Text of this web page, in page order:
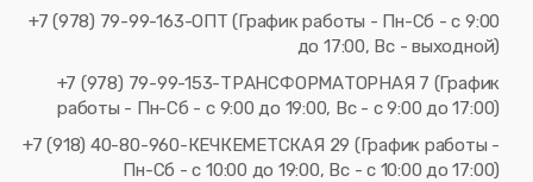
+7 (978) 79-99-163-ОПТ (График работы - Пн-Сб - с 9:00
до 17:00, Вс - выходной)
+7 (978) 79-99-153-ТРАНСФОРМАТОРНАЯ 7 (График
работы - Пн-Сб - с 9:00 до 19:00, Вс - с 9:00 до 17:00)
+7 (918) 40-80-960-КЕЧКЕМЕТСКАЯ 29 (График работы -
Пн-Сб - с 10:00 до 19:00, Вс - с 10:00 до 17:00)